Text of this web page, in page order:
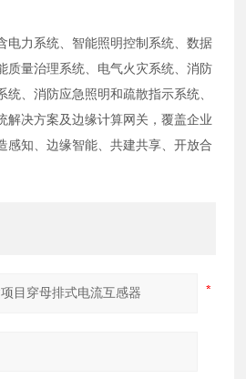
电力系统、智能照明控制系统、数据
质量治理系统、电气火灾系统、消防
统、消防应急照明和疏散指示系统、
解决方案及边缘计算网关，覆盖企业
感知、边缘智能、共建共享、开放合